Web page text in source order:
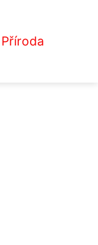
Příroda